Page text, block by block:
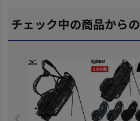
チェック中の商品から